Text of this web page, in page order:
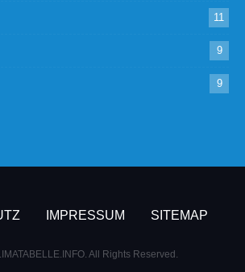
11
9
9
IMPRESSUM SITEMAP
All Rights Reserved.